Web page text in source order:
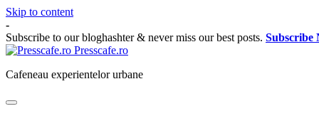
Skip to content
-
Subscribe to our bloghashter & never miss our best posts. Subscribe
Presscafe.ro
Cafeneau experientelor urbane